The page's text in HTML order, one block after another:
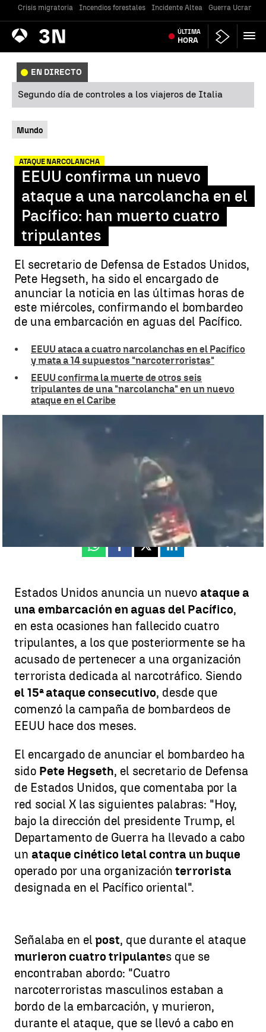
Crisis migratoria Incendios forestales Incidente Altea Guerra Ucrania
Antena
3 Noticias ÚLTIMA
HORA
EN DIRECTO
Segundo día de controles a los viajeros de Italia
Mundo
ATAQUE NARCOLANCHA
EEUU confirma un nuevo
ataque a una narcolancha en el
Pacífico: han muerto cuatro
tripulantes
El secretario de Defensa de Estados Unidos,
Pete Hegseth, ha sido el encargado de
anunciar la noticia en las últimas horas de
este miércoles, confirmando el bombardeo
de una embarcación en aguas del Pacífico.
EEUU ataca a cuatro narcolanchas en el Pacífico
y mata a 14 supuestos "narcoterroristas"
EEUU confirma la muerte de otros seis
tripulantes de una "narcolancha" en un nuevo
ataque en el Caribe
Nuevo ataque a una narcolancha en el Pacífico |
30 de octubre de 2025, 09:43
WhatsappFacebook
X Linkedin
Estados Unidos anuncia un nuevo ataque a
una embarcación en aguas del Pacífico,
en esta ocasiones han fallecido cuatro
tripulantes, a los que posteriormente se ha
acusado de pertenecer a una organización
terrorista dedicada al narcotráfico. Siendo
el 15ª ataque consecutivo, desde que
comenzó la campaña de bombardeos de
EEUU hace dos meses.
El encargado de anunciar el bombardeo ha
sido Pete Hegseth, el secretario de Defensa
de Estados Unidos, que comentaba por la
red social X las siguientes palabras: "Hoy,
bajo la dirección del presidente Trump, el
Departamento de Guerra ha llevado a cabo
un ataque cinético letal contra un buque
operado por una organización terrorista
designada en el Pacífico oriental".
Señalaba en el post, que durante el ataque
murieron cuatro tripulantes que se
encontraban abordo: "Cuatro
narcoterroristas masculinos estaban a
bordo de la embarcación, y murieron,
durante el ataque, que se llevó a cabo en